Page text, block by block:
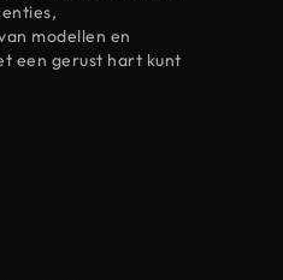
modellen en
een gerust hart kunt